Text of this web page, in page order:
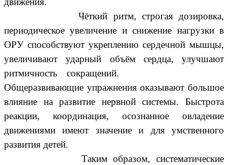
Чёткий ритм, строгая дозировка,
периодическое увеличение и снижение нагрузки в
ОРУ способствуют укреплению сердечной мышцы,
увеличивают ударный объём сердца, улучшают
ритмичность сокращений.
Общеразвивающие упражнения оказывают большое
влияние на развитие нервной системы. Быстрота
реакции, координация, осознанное овладение
движениями имеют значение и для умственного
развития детей.
Таким образом, систематические